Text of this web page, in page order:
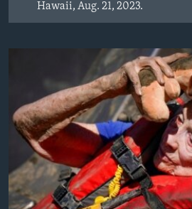
Hawaii, Aug. 21, 2023.